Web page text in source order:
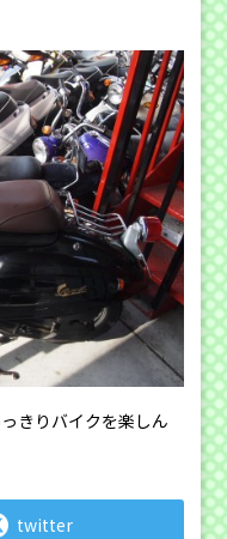
きりバイクを楽しん
twitter